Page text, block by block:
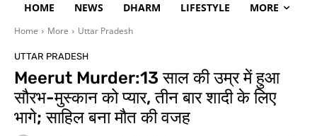
HOME NEWS DHARM LIFESTYLE MORE
Home More Uttar Pradesh
UTTAR PRADESH
Meerut Murder:13 साल की उम्र में हुआ
सौरभ-मुस्कान को प्यार, तीन बार शादी के लिए
भागे; साहिल बना मौत की वजह